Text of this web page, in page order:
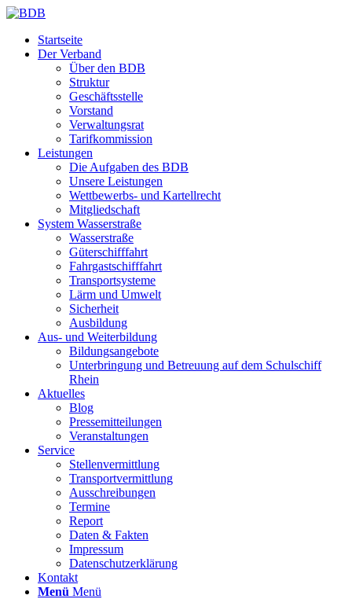
Startseite
Der Verband
Über den BDB
Struktur
Geschäftsstelle
Vorstand
Verwaltungsrat
Tarifkommission
Leistungen
Die Aufgaben des BDB
Unsere Leistungen
Wettbewerbs- und Kartellrecht
Mitgliedschaft
System Wasserstraße
Wasserstraße
Güterschifffahrt
Fahrgastschifffahrt
Transportsysteme
Lärm und Umwelt
Sicherheit
Ausbildung
Aus- und Weiterbildung
Bildungsangebote
Unterbringung und Betreuung auf dem Schulschiff
Rhein
Aktuelles
Blog
Pressemitteilungen
Veranstaltungen
Service
Stellenvermittlung
Transportvermittlung
Ausschreibungen
Termine
Report
Daten & Fakten
Impressum
Datenschutzerklärung
Kontakt
Menü Menü